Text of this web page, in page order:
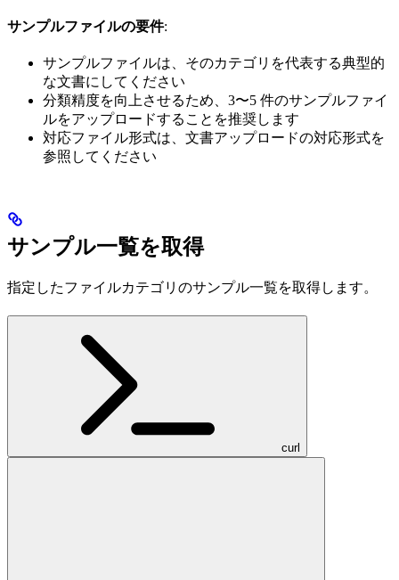
サンプルファイルの要件:
サンプルファイルは、そのカテゴリを代表する典型的
な文書にしてください
分類精度を向上させるため、3〜5 件のサンプルファイ
ルをアップロードすることを推奨します
対応ファイル形式は、文書アップロードの対応形式を
参照してください
サンプル一覧を取得
指定したファイルカテゴリのサンプル一覧を取得します。
curl